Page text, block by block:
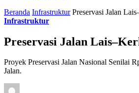
Beranda Infrastruktur Preservasi Jalan
Infrastruktur
Preservasi Jalan
Proyek Preservasi Jalan Nasional Senilai
Jalan.